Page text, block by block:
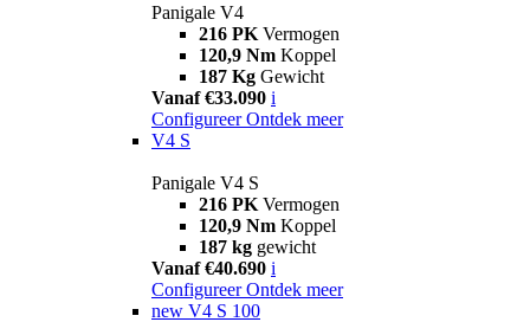
Panigale V4
216 PK Vermogen
120,9 Nm Koppel
187 Kg Gewicht
Vanaf €33.090 i
Configureer Ontdek meer
V4 S
Panigale V4 S
216 PK Vermogen
120,9 Nm Koppel
187 kg gewicht
Vanaf €40.690 i
Configureer Ontdek meer
new V4 S 100